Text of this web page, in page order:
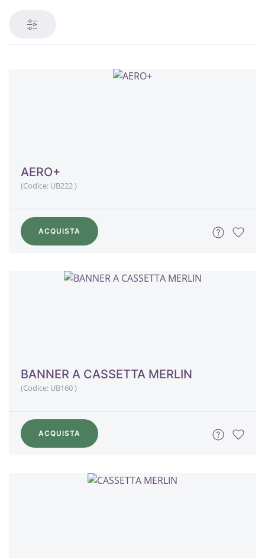
AERO+
(Codice: UB222)
ACQUISTA
BANNER A CASSETTA MERLIN
(Codice: UB160)
ACQUISTA